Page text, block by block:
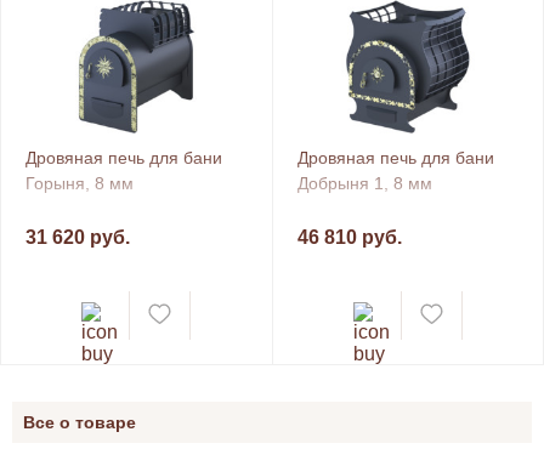
Дровяная печь для бани
Горыня, 8 мм
31 620 руб.
Дровяная печь для бани
Добрыня 1, 8 мм
46 810 руб.
Все о товаре